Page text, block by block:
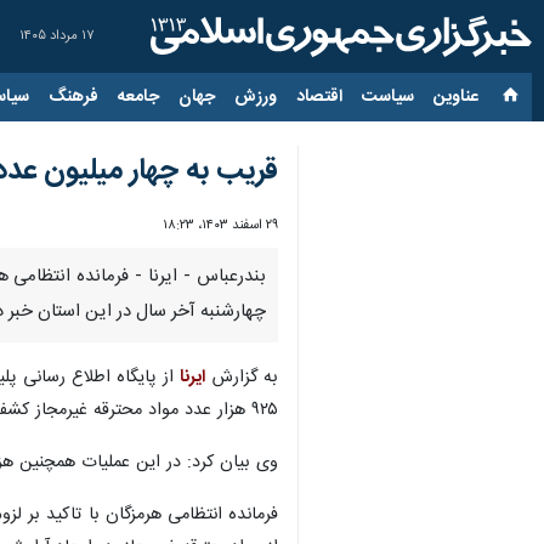
۱۷ مرداد ۱۴۰۵
عناوین‌ سیاست اقتصاد ورزش جهان جامعه فرهنگ
قریب به چهار میلیون‌
۲۹ اسفند ۱۴۰۳، ۱۸:۲۳
چهارشنبه آخر سال در این استان خبر
به گزارش ایرنااز پایگاه اطلاع رسانی
۹۲۵ هزار عدد مواد محترقه غیرمجاز کشف شد.
وی بیان کرد: در این عملیات همچنین
فرمانده انتظامی هرمزگان با تاکید